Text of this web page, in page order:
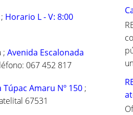
Horario L - V: 8:00
; Avenida Escalonada
067 452 817
Túpac Amaru Nº 150 ;
67531